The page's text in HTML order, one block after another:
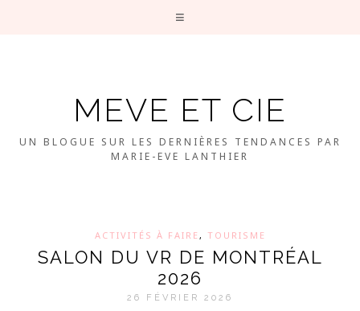
MEVE ET CIE
UN BLOGUE SUR LES DERNIÈRES TENDANCES PAR
MARIE-EVE LANTHIER
ACTIVITÉS À FAIRE, TOURISME
SALON DU VR DE MONTRÉAL
2026
26 FÉVRIER 2026